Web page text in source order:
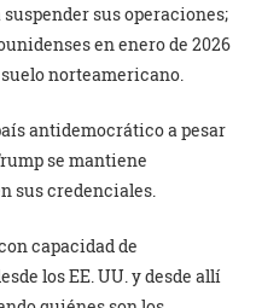
sus operaciones;
en enero de 2026
norteamericano.
antidemocrático a pesar
se mantiene
sus credenciales.
capacidad de
los EE. UU. y desde allí